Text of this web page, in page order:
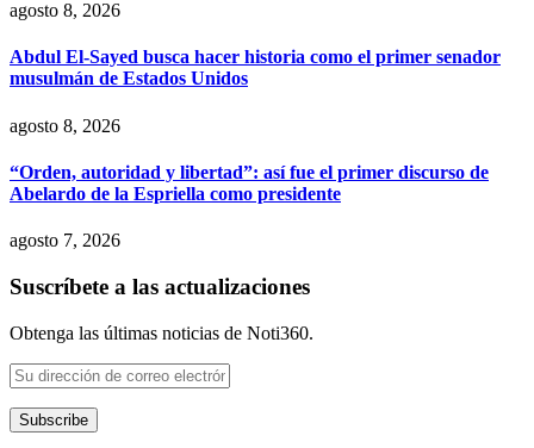
agosto 8, 2026
Abdul El-Sayed busca hacer historia como el primer senador
musulmán de Estados Unidos
agosto 8, 2026
“Orden, autoridad y libertad”: así fue el primer discurso de
Abelardo de la Espriella como presidente
agosto 7, 2026
Suscríbete a las actualizaciones
Obtenga las últimas noticias de Noti360.